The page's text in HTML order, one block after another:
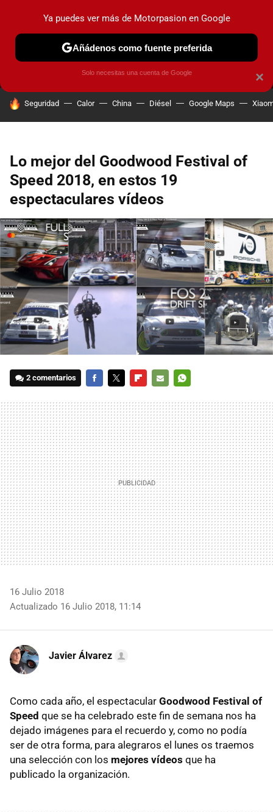
MENÚ NUEVO
COCHES ELÉCTRICOS OBSERVATORIO
HOY SE HABLA DE
Seguridad Calor China Diésel Google Maps
Lo mejor del Goodwood Festival of
Speed 2018, en estos 19
espectaculares vídeos
2 comentarios
MAIL
16 Julio 2018
Actualizado 16 Julio 2018, 11:14
Javier Álvarez
Como cada año, el espectacular Goodwood Festival of
Speed que se ha celebrado este fin de semana nos ha
dejado imágenes para el recuerdo y, como no podía
ser de otra forma, para alegraros el lunes os traemos
una selección con los mejores vídeos que ha
publicado la organización.
×
Ya puedes ver más de Motorpasion en Google
Añádenos como fuente preferida
Solo necesitas una cuenta de Google